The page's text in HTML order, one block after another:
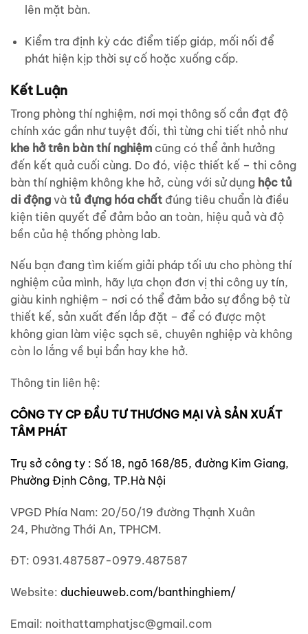
lên mặt bàn.
Kiểm tra định kỳ các điểm tiếp giáp, mối nối để
phát hiện kịp thời sự cố hoặc xuống cấp.
Kết Luận
Trong phòng thí nghiệm, nơi mọi thông số cần đạt độ
chính xác gần như tuyệt đối, thì từng chi tiết nhỏ như
khe hở trên bàn thí nghiệm cũng có thể ảnh hưởng
đến kết quả cuối cùng. Do đó, việc thiết kế – thi công
bàn thí nghiệm không khe hở, cùng với sử dụng hộc tủ
di động và tủ đựng hóa chất đúng tiêu chuẩn là điều
kiện tiên quyết để đảm bảo an toàn, hiệu quả và độ
bền của hệ thống phòng lab.
Nếu bạn đang tìm kiếm giải pháp tối ưu cho phòng thí
nghiệm của mình, hãy lựa chọn đơn vị thi công uy tín,
giàu kinh nghiệm – nơi có thể đảm bảo sự đồng bộ từ
thiết kế, sản xuất đến lắp đặt – để có được một
không gian làm việc sạch sẽ, chuyên nghiệp và không
còn lo lắng về bụi bẩn hay khe hở.
Thông tin liên hệ:
CÔNG TY CP ĐẦU TƯ THƯƠNG MẠI VÀ SẢN XUẤT
TÂM PHÁT
Trụ sở công ty : Số 18, ngõ 168/85, đường Kim Giang,
Phường Định Công, TP.Hà Nội
VPGD Phía Nam: 20/50/19 đường Thạnh Xuân
24, Phường Thới An, TPHCM.
ĐT: 0931.487587-0979.487587
Website: duchieuweb.com/banthinghiem/
Email: noithattamphatjsc@gmail.com